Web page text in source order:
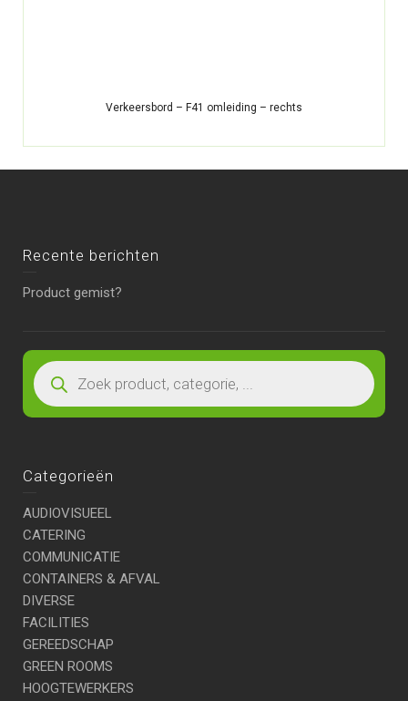
Verkeersbord – F41 omleiding – rechts
Recente berichten
Product gemist?
Categorieën
AUDIOVISUEEL
CATERING
COMMUNICATIE
CONTAINERS & AFVAL
DIVERSE
FACILITIES
GEREEDSCHAP
GREEN ROOMS
HOOGTEWERKERS